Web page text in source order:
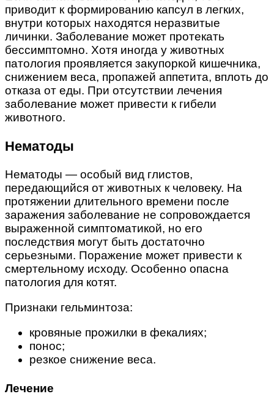
приводит к формированию капсул в легких,
внутри которых находятся неразвитые
личинки. Заболевание может протекать
бессимптомно. Хотя иногда у животных
патология проявляется закупоркой кишечника,
снижением веса, пропажей аппетита, вплоть до
отказа от еды. При отсутствии лечения
заболевание может привести к гибели
животного.
Нематоды
Нематоды — особый вид глистов,
передающийся от животных к человеку. На
протяжении длительного времени после
заражения заболевание не сопровождается
выраженной симптоматикой, но его
последствия могут быть достаточно
серьезными. Поражение может привести к
смертельному исходу. Особенно опасна
патология для котят.
Признаки гельминтоза:
кровяные прожилки в фекалиях;
понос;
резкое снижение веса.
Лечение